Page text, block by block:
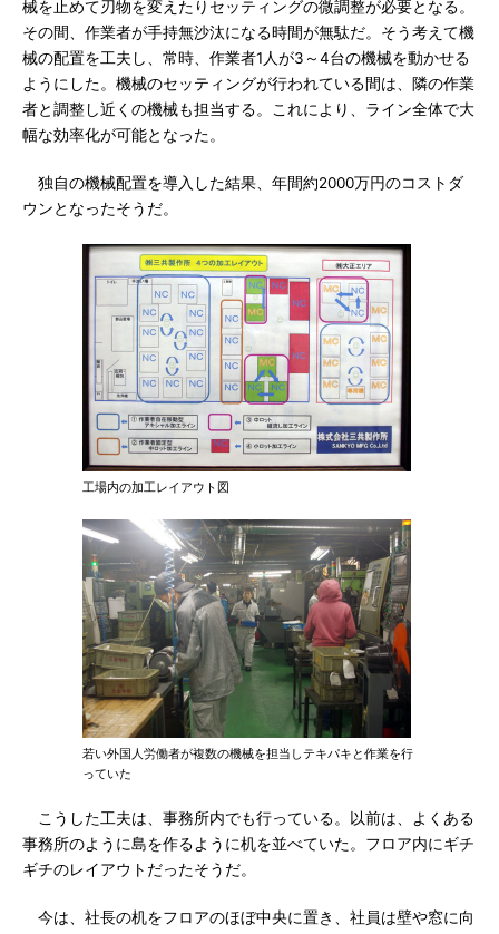
械を止めて刃物を変えたりセッティングの微調整が必要となる。
その間、作業者が手持無沙汰になる時間が無駄だ。そう考えて機
械の配置を工夫し、常時、作業者1人が3～4台の機械を動かせる
ようにした。機械のセッティングが行われている間は、隣の作業
者と調整し近くの機械も担当する。これにより、ライン全体で大
幅な効率化が可能となった。
独自の機械配置を導入した結果、年間約2000万円のコストダ
ウンとなったそうだ。
工場内の加工レイアウト図
若い外国人労働者が複数の機械を担当しテキパキと作業を行
っていた
こうした工夫は、事務所内でも行っている。以前は、よくある
事務所のように島を作るように机を並べていた。フロア内にギチ
ギチのレイアウトだったそうだ。
今は、社長の机をフロアのほぼ中央に置き、社員は壁や窓に向